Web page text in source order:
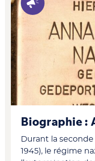
Biographie :
Durant la
1945), le régime